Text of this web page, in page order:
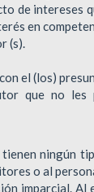
de intereses
en
(s).
el (los)
que no les
ningún
o al
imparcial. Al